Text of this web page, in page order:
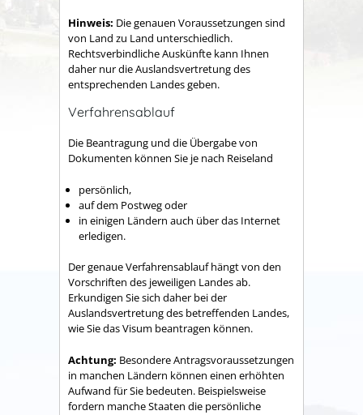
Hinweis: Die genauen Voraussetzungen sind
von Land zu Land unterschiedlich.
Rechtsverbindliche Auskünfte kann Ihnen
daher nur die Auslandsvertretung des
entsprechenden Landes geben.
Verfahrensablauf
Die Beantragung und die Übergabe von
Dokumenten können Sie je nach Reiseland
persönlich,
auf dem Postweg oder
in einigen Ländern auch über das Internet
erledigen.
Der genaue Verfahrensablauf hängt von den
Vorschriften des jeweiligen Landes ab.
Erkundigen Sie sich daher bei der
Auslandsvertretung des betreffenden Landes,
wie Sie das Visum beantragen können.
Achtung: Besondere Antragsvoraussetzungen
in manchen Ländern können einen erhöhten
Aufwand für Sie bedeuten. Beispielsweise
fordern manche Staaten die persönliche